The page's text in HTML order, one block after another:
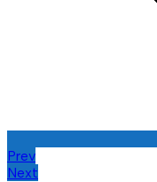
Prev
Next